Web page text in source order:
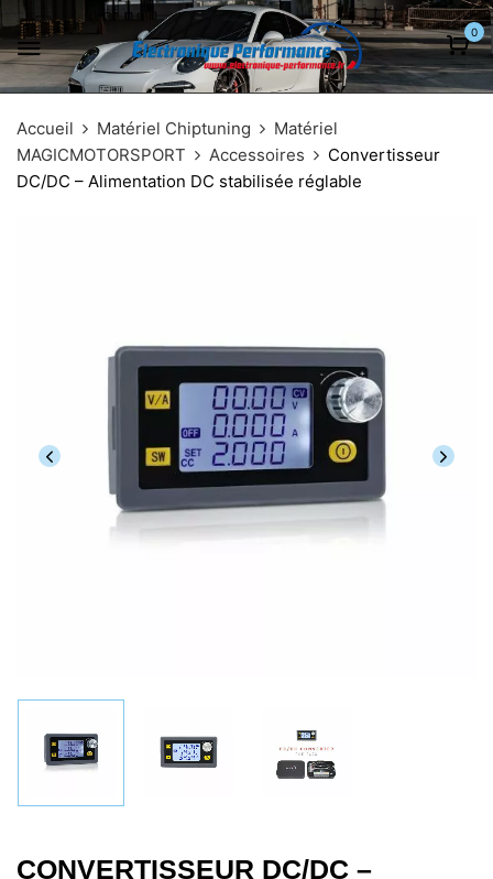
0
Accueil Matériel Chiptuning
Matériel
MAGICMOTORSPORT
Accessoires
Convertisseur
DC/DC – Alimentation DC stabilisée réglable
CONVERTISSEUR DC/DC –